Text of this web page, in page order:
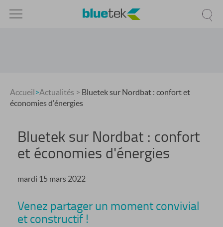
Accueil>Actualités > Bluetek sur Nordbat : confort et
économies d'énergies
Bluetek sur Nordbat : confort
et économies d'énergies
mardi 15 mars 2022
Venez partager un moment convivial
et constructif !